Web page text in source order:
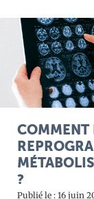
COMMENT
?
Publié le : 16 juin